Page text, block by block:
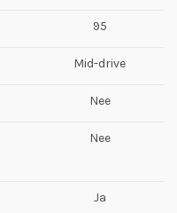
95
Mid-drive
Nee
Nee
Ja